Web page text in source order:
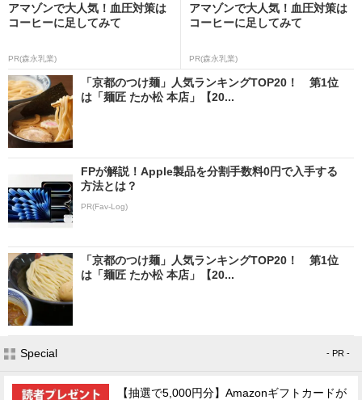
アマゾンで大人気！血圧対策は
コーヒーに足してみて
PR(森永乳業)
アマゾンで大人気！血圧対策は
コーヒーに足してみて
PR(森永乳業)
「京都のつけ麺」人気ランキングTOP20！ 第1位
は「麺匠 たか松 本店」【20...
FPが解説！Apple製品を分割手数料0円で入手する
方法とは？
PR(Fav-Log)
「京都のつけ麺」人気ランキングTOP20！ 第1位
は「麺匠 たか松 本店」【20...
Special - PR -
【抽選で5,000円分】Amazonギフトカードが